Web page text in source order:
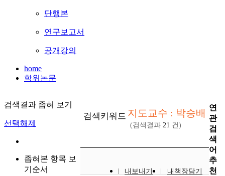
단행본
연구보고서
공개강의
home
학위논문
검색결과 좁혀 보기
선택해제
좁혀본 항목 보
기순서
검색키워드 지도교수 : 박승배
(검색결과 21 건)
내보내기
내책장담기
연
관
검
색
어
추
천